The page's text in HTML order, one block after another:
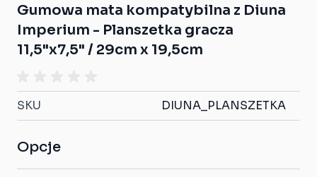
Gumowa mata kompatybilna z Diuna
Imperium - Planszetka gracza
11,5"x7,5" / 29cm x 19,5cm
SKU DIUNA_PLANSZETKA
Opcje